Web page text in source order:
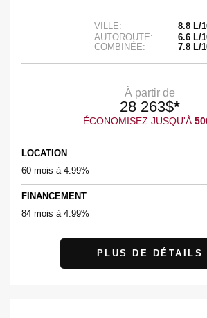
VILLE:
8.8 L/
AUTOROUTE:
6.6 L/
COMBINÉE:
7.8 L/
À partir de
28 263$*
ÉCONOMISEZ JUSQU'À
LOCATION
60 mois à 4.99%
FINANCEMENT
84 mois à 4.99%
PLUS DE DÉTAILS